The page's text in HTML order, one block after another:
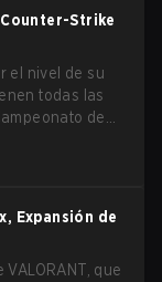
Strike
el nivel de su
todas las
de
capítulo final
Expansión de
que